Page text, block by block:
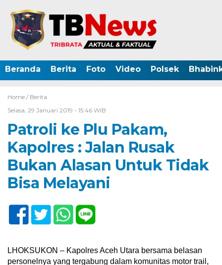
Beranda Berita Foto Video Polsek
Home / Berita
Selasa, 29 Januari 2019 - 15:46 WIB
Patroli ke Plu Pakam,
Kapolres : Jalan Rusak
Bukan Alasan Untuk Tidak
Bisa Melayani
LHOKSUKON – Kapolres Aceh Utara bersama belasan
personelnya yang tergabung dalam komunitas motor trail,